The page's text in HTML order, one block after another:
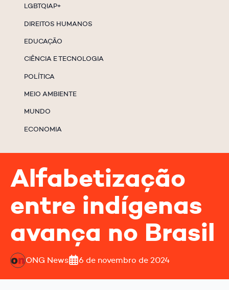
LGBTQIAP+
DIREITOS HUMANOS
EDUCAÇÃO
CIÊNCIA E TECNOLOGIA
POLÍTICA
MEIO AMBIENTE
MUNDO
ECONOMIA
Alfabetização
entre indígenas
avança no Brasil
ONG News 6 de novembro de 2024